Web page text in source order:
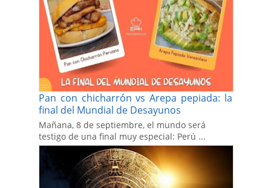
Pan con chicharrón vs Arepa pepiada: la
final del Mundial de Desayunos
Mañana, 8 de septiembre, el mundo será
testigo de una final muy especial: Perú ...